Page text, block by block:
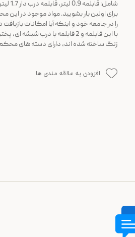
برای اولین بار بشویید. مواد موجود در این
را در جامعه خود و اینکه آیا امکانات
با این قابلمه و 2 قابلمه با
زنگ ساخته شده اند، دارای دسته های
افزودن به علاقه مندی ها